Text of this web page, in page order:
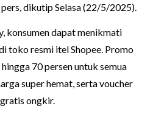
dikutip Selasa (22/5/2025).
konsumen dapat menikmati
toko resmi itel Shopee. Promo
70 persen untuk semua
super hemat, serta voucher
ongkir.